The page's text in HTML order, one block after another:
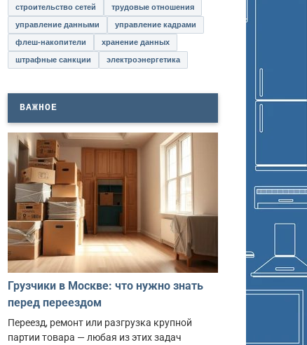
строительство сетей трудовые отношения
управление данными управление кадрами
флеш-накопители хранение данных
штрафные санкции электроэнергетика
ВАЖНОЕ
Грузчики в Москве: что нужно знать
перед переездом
Переезд, ремонт или разгрузка крупной
партии товара — любая из этих задач